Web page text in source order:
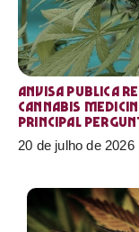
Anvisa publica
Cannabis
principal
20 de julho de 2026